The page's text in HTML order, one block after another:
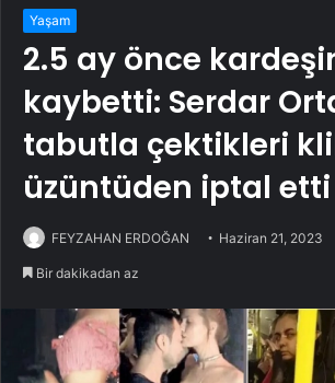
Yaşam
2.5 ay önce
kaybetti: Serdar
tabutla çektikleri
üzüntüden iptal etti
FEYZAHAN ERDOĞAN Haziran 21, 2023
Bir dakikadan az